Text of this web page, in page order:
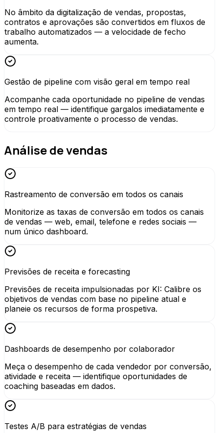
No âmbito da digitalização de vendas, propostas,
contratos e aprovações são convertidos em fluxos de
trabalho automatizados — a velocidade de fecho
aumenta.
Gestão de pipeline com visão geral em tempo real
Acompanhe cada oportunidade no pipeline de vendas
em tempo real — identifique gargalos imediatamente e
controle proativamente o processo de vendas.
Análise de vendas
Rastreamento de conversão em todos os canais
Monitorize as taxas de conversão em todos os canais
de vendas — web, email, telefone e redes sociais —
num único dashboard.
Previsões de receita e forecasting
Previsões de receita impulsionadas por KI: Calibre os
objetivos de vendas com base no pipeline atual e
planeie os recursos de forma prospetiva.
Dashboards de desempenho por colaborador
Meça o desempenho de cada vendedor por conversão,
atividade e receita — identifique oportunidades de
coaching baseadas em dados.
Testes A/B para estratégias de vendas